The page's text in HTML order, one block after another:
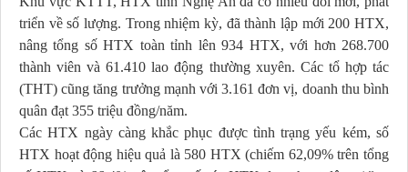
triển về số lượng. Trong nhiệm kỳ, đã thành lập mới 200 HTX,
nâng tổng số HTX toàn tỉnh lên 934 HTX, với hơn 268.700
thành viên và 61.410 lao động thường xuyên. Các tổ hợp tác
(THT) cũng tăng trưởng mạnh với 3.161 đơn vị, doanh thu bình
quân đạt 355 triệu đồng/năm.
Các HTX ngày càng khắc phục được tình trạng yếu kém, số
HTX hoạt động hiệu quả là 580 HTX (chiếm 62,09% trên tổng